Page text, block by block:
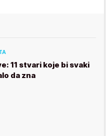
11 stvari koje bi svaki
da zna